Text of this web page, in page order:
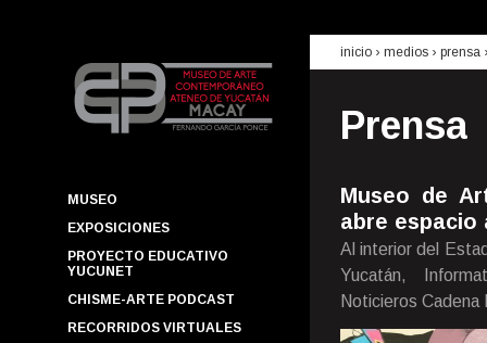
MUSEO
EXPOSICIONES
PROYECTO EDUCATIVO
YUCUNET
CHISME-ARTE PODCAST
RECORRIDOS VIRTUALES
inicio › medios › prensa
Prensa
Museo de
abre espacio
Al interior del
Yucatán,
Noticieros